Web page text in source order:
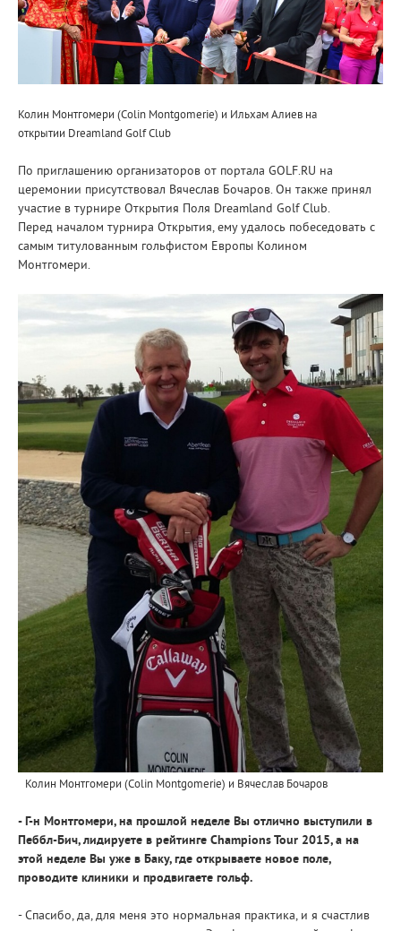
Колин Монтгомери (Colin Montgomerie) и Ильхам Алиев на
открытии Dreamland Golf Club
По приглашению организаторов от портала GOLF.RU на
церемонии присутствовал Вячеслав Бочаров. Он также принял
участие в турнире Открытия Поля Dreamland Golf Club.
Перед началом турнира Открытия, ему удалось побеседовать с
самым титулованным гольфистом Европы Колином
Монтгомери.
Колин Монтгомери (Colin Montgomerie) и Вячеслав Бочаров
- Г-н Монтгомери, на прошлой неделе Вы отлично выступили в
Пеббл-Бич, лидируете в рейтинге Champions Tour 2015, а на
этой неделе Вы уже в Баку, где открываете новое поле,
проводите клиники и продвигаете гольф.
- Спасибо, да, для меня это нормальная практика, и я счастлив